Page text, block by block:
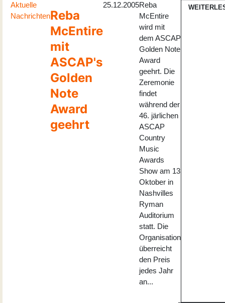
Aktuelle
NachrichtenReba
McEntire
mit
ASCAP's
Golden
Note
Award
geehrt
25.12.2005Reba
McEntire
wird mit
dem ASCAP
Golden Note
Award
geehrt. Die
Zeremonie
findet
während der
46. järlichen
ASCAP
Country
Music
Awards
Show am 13
Oktober in
Nashvilles
Ryman
Auditorium
statt. Die
Organisation
überreicht
den Preis
jedes Jahr
an...